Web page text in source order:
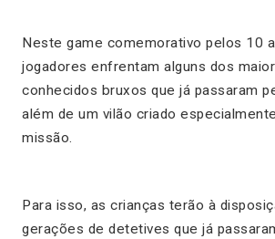
Neste game comemorativo pelos 10
jogadores enfrentam alguns dos
conhecidos bruxos que já passaram
além de um vilão criado
missão.
Para isso, as crianças terão à
gerações de detetives que já